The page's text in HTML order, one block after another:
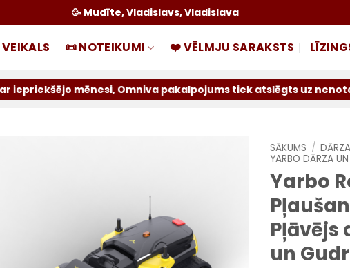
🥳 Mudīte, Vladislavs, Vladislava
VEIKALS 📜 NOTEIKUMI ❤️ VĒLMJU SARAKSTS
Omniva pakalpojums tiek atslēgts uz nenoteiktu
SĀKUMS /
YARBO DĀRZA
Yarbo
Pļāvējs
un